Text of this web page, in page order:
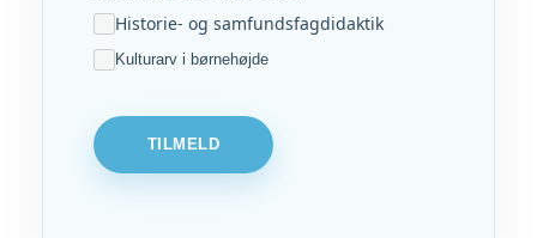
Historie- og samfundsfagdidaktik
Kulturarv i børnehøjde
TILMELD